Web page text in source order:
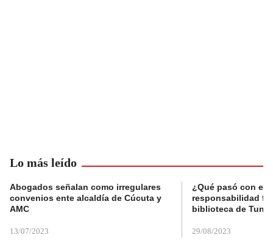
Lo más leído
Abogados señalan como irregulares
convenios ente alcaldía de Cúcuta y
AMC
13/07/2023
¿Qué pasó con el
responsabilidad
biblioteca de
29/08/2023